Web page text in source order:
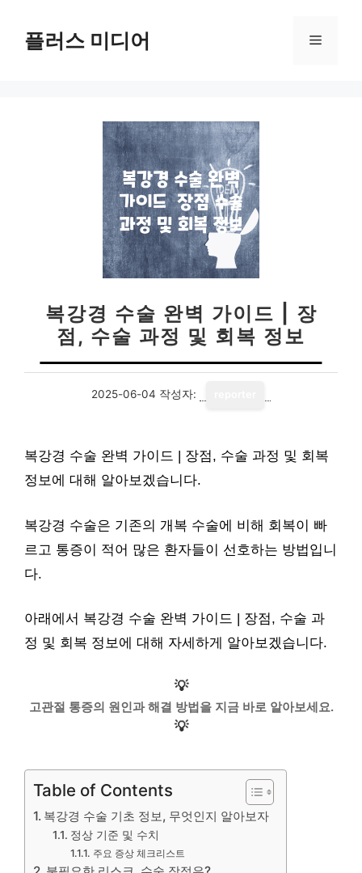
플러스 미디어 메
복강경 수술 완벽 가이드 | 장
점, 수술 과정 및 회복 정보
2025-06-04 작성자:
복강경 수술 완벽 가이드 | 장점, 수술 과정 및 회복
정보에 대해 알아보겠습니다.
복강경 수술은 기존의 개복 수술에 비해 회복이 빠
르고 통증이 적어 많은 환자들이 선호하는 방법입니
다.
아래에서 복강경 수술 완벽 가이드 | 장점, 수술 과
정 및 회복 정보에 대해 자세하게 알아보겠습니다.
💡
고관절 통증의 원인과 해결 방법을 지금 바로 알아보세요.
💡
Table of Contents
복강경 수술 기초 정보, 무엇인지 알아보자
정상 기준 및 수치
주요 증상 체크리스트